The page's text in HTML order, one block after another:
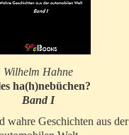
Wilhelm Hahne
ha(h)nebüchen?
Band I
wahre Geschichten aus der